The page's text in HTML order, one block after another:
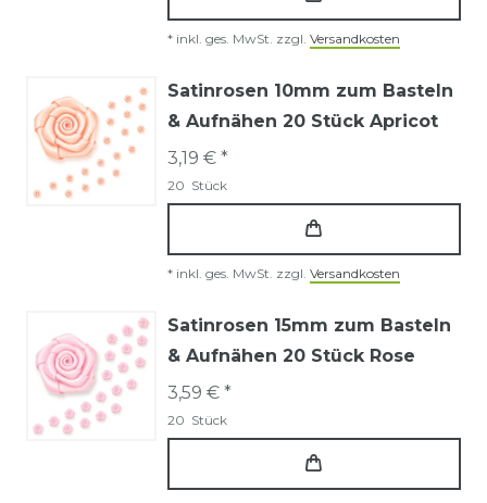
* inkl. ges. MwSt. zzgl. Versandkosten
Satinrosen 10mm zum Basteln
& Aufnähen 20 Stück Apricot
3,19 € *
20 Stück
* inkl. ges. MwSt. zzgl. Versandkosten
Satinrosen 15mm zum Basteln
& Aufnähen 20 Stück Rose
3,59 € *
20 Stück